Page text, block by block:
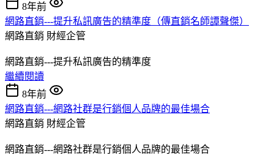
8年前
網路直銷---提升私訊廣告的精準度（傳直銷名師譚聲傑）
網路直銷 財經企管
網路直銷---提升私訊廣告的精準度
繼續閱讀
8年前
網路直銷---網路社群是行銷個人品牌的最佳場合
網路直銷 財經企管
網路直銷---網路社群是行銷個人品牌的最佳場合